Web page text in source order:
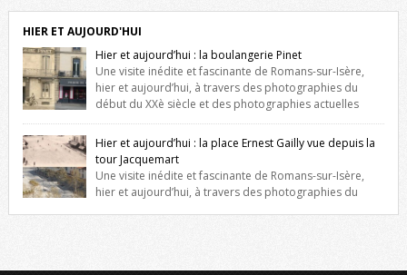
l’histoire de la redécouverte de vestiges du couvent des Capucins !
Petit retour sur l’histoire […]
HIER ET AUJOURD'HUI
Hier et aujourd’hui : la boulangerie Pinet
Une visite inédite et fascinante de Romans-sur-Isère,
hier et aujourd’hui, à travers des photographies du
début du XXè siècle et des photographies actuelles
prises exactement dans le même cadre ! A l’angle de la place Jean
Jaurès et de l’avenue Victor Hugo (à côté d’Intermarché), à Romans. La
boulangerie Jules Pinet est inscrite dans le […]
Hier et aujourd’hui : la place Ernest Gailly vue depuis la
tour Jacquemart
Une visite inédite et fascinante de Romans-sur-Isère,
hier et aujourd’hui, à travers des photographies du